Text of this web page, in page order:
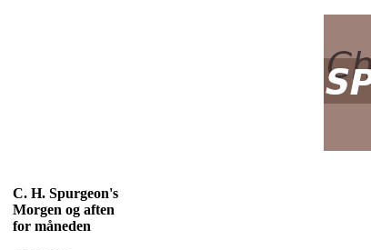
C. H. Spurgeon's
Morgen og aften
for måneden